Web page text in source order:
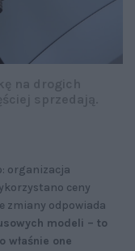
organizacja
ceny
zmiany odpowiada
modeli – to
właśnie one